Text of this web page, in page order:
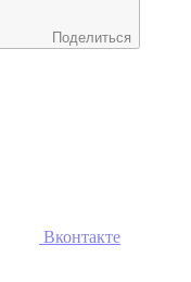
Поделиться
Вконтакте